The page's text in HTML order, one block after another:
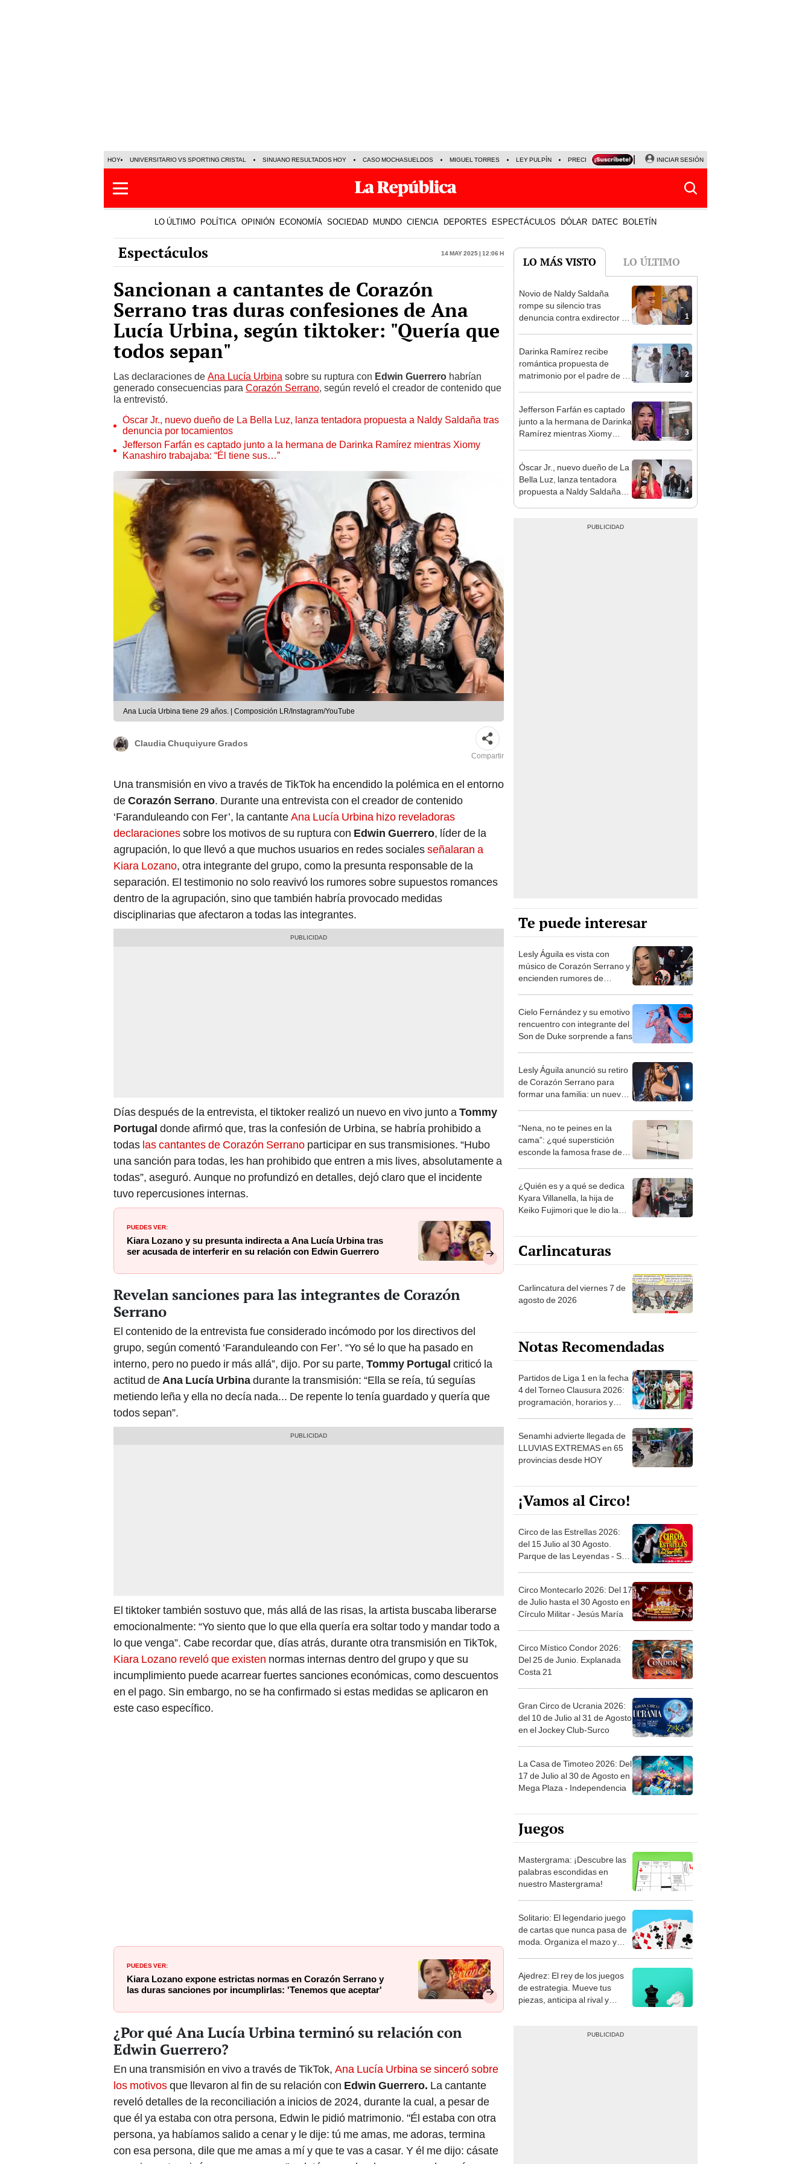
HOY UNIVERSITARIO VS SPORTING CRISTAL SINUANO RESULTADOS HOY CASO MOCHASUELDOS MIGUEL TORRES LEY PULPÍN PRECIO DEL DÓLAR CORTE DE LUZ VIERNES 7 DE AGOSTO
INICIAR SESIÓN
LO ÚLTIMO POLÍTICA OPINIÓN ECONOMÍA SOCIEDAD MUNDO CIENCIA DEPORTES ESPECTÁCULOS DÓLAR DATEC BOLETÍN
Espectáculos 14 May 2025 | 12:06 h
Sancionan a cantantes de Corazón
Serrano tras duras confesiones de Ana
Lucía Urbina, según tiktoker: "Quería que
todos sepan"
Las declaraciones de Ana Lucía Urbina sobre su ruptura con Edwin Guerrero habrían
generado consecuencias para Corazón Serrano, según reveló el creador de contenido que
la entrevistó.
Óscar Jr., nuevo dueño de La Bella Luz, lanza tentadora propuesta a Naldy Saldaña tras
denuncia por tocamientos
Jefferson Farfán es captado junto a la hermana de Darinka Ramírez mientras Xiomy
Kanashiro trabajaba: “Él tiene sus…”
Ana Lucía Urbina tiene 29 años. | Composición LR/Instagram/YouTube
Claudia Chuquiyure Grados
Compartir
Una transmisión en vivo a través de TikTok ha encendido la polémica en el entorno
deCorazón Serrano. Durante una entrevista con el creador de contenido
‘Faranduleando con Fer’, la cantanteAna Lucía Urbina hizo reveladoras
declaracionessobre los motivos de su ruptura con Edwin Guerrero, líder de la
agrupación, lo que llevó a que muchos usuarios en redes socialesseñalaran a
Kiara Lozano, otra integrante del grupo, como la presunta responsable de la
separación. El testimonio no solo reavivó los rumores sobre supuestos romances
dentro de la agrupación, sino que también habría provocado medidas
disciplinarias que afectaron a todas las integrantes.
Días después de la entrevista, el tiktoker realizó un nuevo en vivo junto aTommy
Portugal donde afirmó que, tras la confesión de Urbina, se habría prohibido a
todas las cantantes de Corazón Serrano participar en sus transmisiones. “Hubo
una sanción para todas, les han prohibido que entren a mis lives, absolutamente a
todas”, aseguró. Aunque no profundizó en detalles, dejó claro que el incidente
tuvo repercusiones internas.
PUEDES VER:
Kiara Lozano y su presunta indirecta a Ana Lucía Urbina tras
ser acusada de interferir en su relación con Edwin Guerrero
Revelan sanciones para las integrantes de Corazón
Serrano
El contenido de la entrevista fue considerado incómodo por los directivos del
grupo, según comentó ‘Faranduleando con Fer’. “Yo sé lo que ha pasado en
interno, pero no puedo ir más allá”, dijo. Por su parte, Tommy Portugal criticó la
actitud deAna Lucía Urbinadurante la transmisión: “Ella se reía, tú seguías
metiendo leña y ella no decía nada... De repente lo tenía guardado y quería que
todos sepan”.
El tiktoker también sostuvo que, más allá de las risas, la artista buscaba liberarse
emocionalmente: “Yo siento que lo que ella quería era soltar todo y mandar todo a
lo que venga”. Cabe recordar que, días atrás, durante otra transmisión en TikTok,
Kiara Lozano reveló que existen normas internas dentro del grupo y que su
incumplimiento puede acarrear fuertes sanciones económicas, como descuentos
en el pago. Sin embargo, no se ha confirmado si estas medidas se aplicaron en
este caso específico.
PUEDES VER:
Kiara Lozano expone estrictas normas en Corazón Serrano y
las duras sanciones por incumplirlas: 'Tenemos que aceptar'
¿Por qué Ana Lucía Urbina terminó su relación con
Edwin Guerrero?
En una transmisión en vivo a través de TikTok, Ana Lucía Urbina se sinceró sobre
los motivosque llevaron al fin de su relación con Edwin Guerrero. La cantante
reveló detalles de la reconciliación a inicios de 2024, durante la cual, a pesar de
que él ya estaba con otra persona, Edwin le pidió matrimonio. "Él estaba con otra
persona, ya habíamos salido a cenar y le dije: tú me amas, me adoras, termina
con esa persona, dile que me amas a mí y que te vas a casar. Y él me dijo: cásate
LO MÁS VISTO LO ÚLTIMO
1
Novio de Naldy Saldaña
rompe su silencio tras
denuncia contra exdirector de
2
Darinka Ramírez recibe
romántica propuesta de
matrimonio por el padre de su
3
Jefferson Farfán es captado
junto a la hermana de Darinka
Ramírez mientras Xiomy
4
Óscar Jr., nuevo dueño de La
Bella Luz, lanza tentadora
propuesta a Naldy Saldaña
Te puede interesar
Lesly Águila es vista con
músico de Corazón Serrano y
encienden rumores de
Cielo Fernández y su emotivo
rencuentro con integrante del
Son de Duke sorprende a fans
Lesly Águila anunció su retiro
de Corazón Serrano para
formar una familia: un nuevo
“Nena, no te peines en la
cama”: ¿qué superstición
esconde la famosa frase de
¿Quién es y a qué se dedica
Kyara Villanella, la hija de
Keiko Fujimori que le dio la
Carlincaturas
Carlincatura del viernes 7 de
agosto de 2026
Notas Recomendadas
Partidos de Liga 1 en la fecha
4 del Torneo Clausura 2026:
programación, horarios y
Senamhi advierte llegada de
LLUVIAS EXTREMAS en 65
provincias desde HOY
¡Vamos al Circo!
Circo de las Estrellas 2026:
del 15 Julio al 30 Agosto.
Parque de las Leyendas - San
Circo Montecarlo 2026: Del 17
de Julio hasta el 30 Agosto en
Círculo Militar - Jesús María
Circo Místico Condor 2026:
Del 25 de Junio. Explanada
Costa 21
Gran Circo de Ucrania 2026:
del 10 de Julio al 31 de Agosto
en el Jockey Club-Surco
La Casa de Timoteo 2026: Del
17 de Julio al 30 de Agosto en
Mega Plaza - Independencia
Juegos
Mastergrama: ¡Descubre las
palabras escondidas en
nuestro Mastergrama!
Solitario: El legendario juego
de cartas que nunca pasa de
moda. Organiza el mazo y
Ajedrez: El rey de los juegos
de estrategia. Mueve tus
piezas, anticipa al rival y